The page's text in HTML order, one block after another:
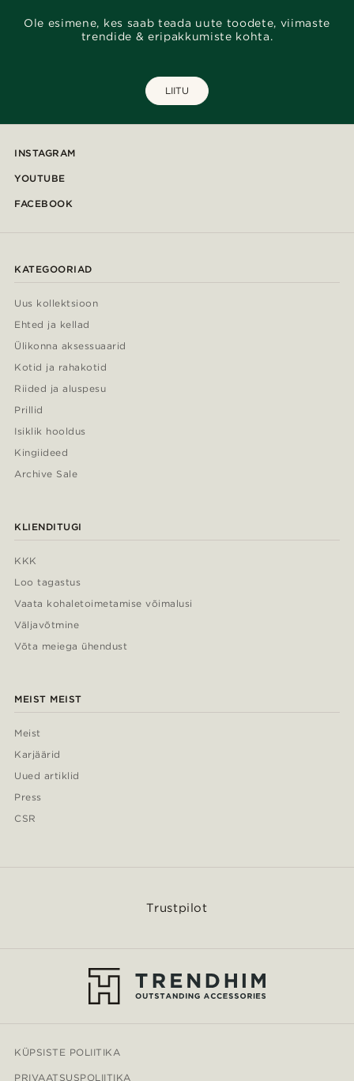
Ole esimene, kes saab teada uute toodete, viimaste
trendide & eripakkumiste kohta.
LIITU
INSTAGRAM
YOUTUBE
FACEBOOK
KATEGOORIAD
Uus kollektsioon
Ehted ja kellad
Ülikonna aksessuaarid
Kotid ja rahakotid
Riided ja aluspesu
Prillid
Isiklik hooldus
Kingiideed
Archive Sale
KLIENDITUGI
KKK
Loo tagastus
Vaata kohaletoimetamise võimalusi
Väljavõtmine
Võta meiega ühendust
MEIST MEIST
Meist
Karjäärid
Uued artiklid
Press
CSR
Trustpilot
KÜPSISTE POLIITIKA
PRIVAATSUSPOLIITIKA